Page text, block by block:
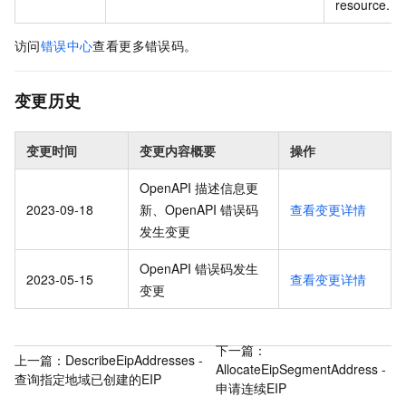
resource.
访问错误中心查看更多错误码。
变更历史
变更时间 变更内容概要 操作
2023-09-18
OpenAPI 描述信息更
新、OpenAPI 错误码
发生变更
查看变更详情
2023-05-15
OpenAPI 错误码发生
变更
查看变更详情
上一篇： DescribeEipAddresses -
查询指定地域已创建的EIP
下一篇：
AllocateEipSegmentAddress -
申请连续EIP